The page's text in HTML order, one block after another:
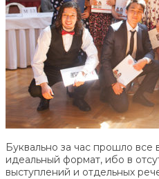
Буквально за час прошло все
идеальный формат, ибо в
выступлений и отдельных